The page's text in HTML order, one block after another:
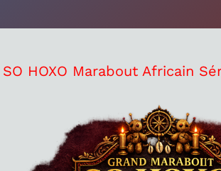
SO HOXO Marabout Africain